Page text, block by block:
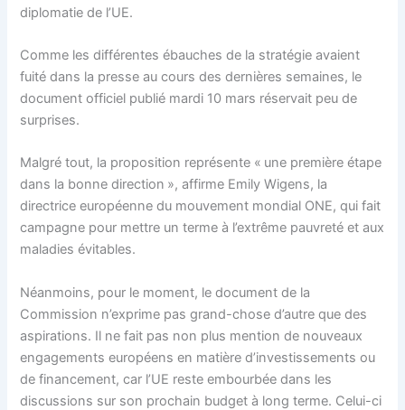
diplomatie de l’UE.
Comme les différentes ébauches de la stratégie avaient
fuité dans la presse au cours des dernières semaines, le
document officiel publié mardi 10 mars réservait peu de
surprises.
Malgré tout, la proposition représente « une première étape
dans la bonne direction », affirme Emily Wigens, la
directrice européenne du mouvement mondial ONE, qui fait
campagne pour mettre un terme à l’extrême pauvreté et aux
maladies évitables.
Néanmoins, pour le moment, le document de la
Commission n’exprime pas grand-chose d’autre que des
aspirations. Il ne fait pas non plus mention de nouveaux
engagements européens en matière d’investissements ou
de financement, car l’UE reste embourbée dans les
discussions sur son prochain budget à long terme. Celui-ci